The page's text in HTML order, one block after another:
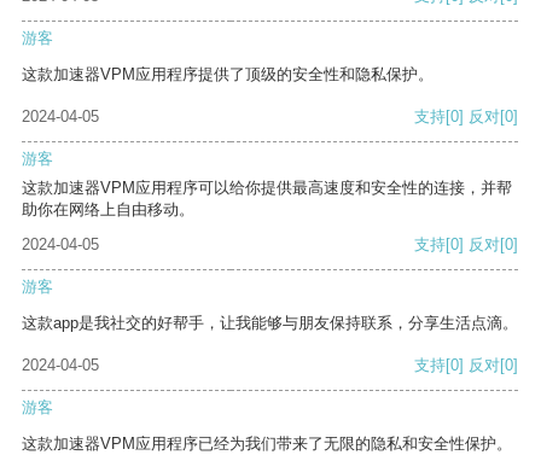
游客
这款加速器VPM应用程序提供了顶级的安全性和隐私保护。
2024-04-05 支持[0] 反对[0]
游客
这款加速器VPM应用程序可以给你提供最高速度和安全性的连接，并帮
助你在网络上自由移动。
2024-04-05
支持[0] 反对[0]
游客
这款app是我社交的好帮手，让我能够与朋友保持联系，分享生活点滴。
2024-04-05 支持[0] 反对[0]
游客
这款加速器VPM应用程序已经为我们带来了无限的隐私和安全性保护。